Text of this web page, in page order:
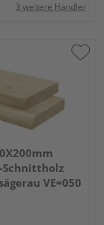
3 weitere Händler
Schnittholz
VE=050